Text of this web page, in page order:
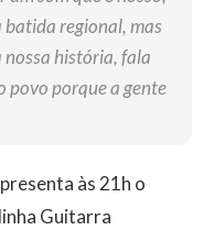
batida regional, mas
nossa história, fala
povo porque a gente
às 21h o
Guitarra